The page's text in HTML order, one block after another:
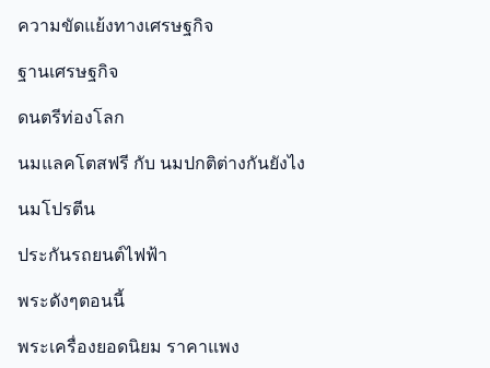
ความขัดแย้งทางเศรษฐกิจ
ฐานเศรษฐกิจ
ดนตรีท่องโลก
นมแลคโตสฟรี กับ นมปกติต่างกันยังไง
นมโปรตีน
ประกันรถยนต์ไฟฟ้า
พระดังๆตอนนี้
พระเครื่องยอดนิยม ราคาแพง